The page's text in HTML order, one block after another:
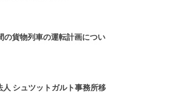
の貨物列車の運転計画につい
シュツットガルト事務所移